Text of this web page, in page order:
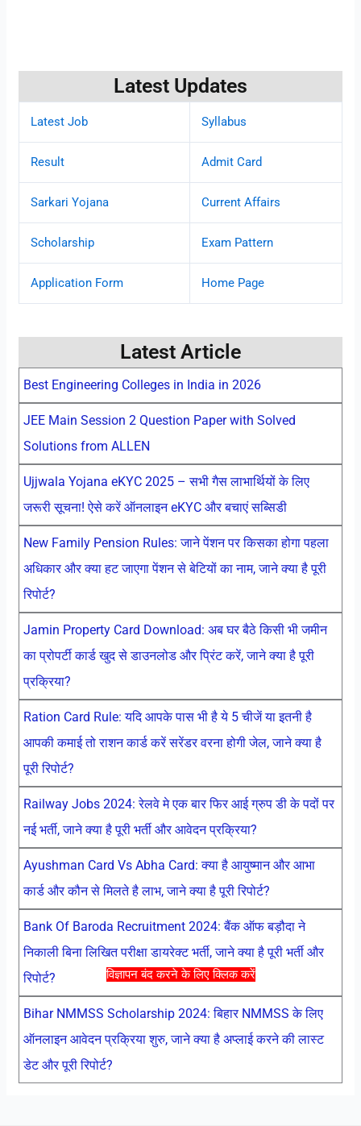
विज्ञापन बंद करने के लिए क्लिक करें
Latest Updates
Latest Job Syllabus
Result Admit Card
Sarkari Yojana Current Affairs
Scholarship Exam Pattern
Application Form Home Page
Latest Article
Best Engineering Colleges in India in 2026
JEE Main Session 2 Question Paper with Solved
Solutions from ALLEN
Ujjwala Yojana eKYC 2025 – सभी गैस लाभार्थियों के लिए
जरूरी सूचना! ऐसे करें ऑनलाइन eKYC और बचाएं सब्सिडी
New Family Pension Rules: जाने पेंशन पर किसका होगा पहला
अधिकार और क्या हट जाएगा पेंशन से बेटियों का नाम, जाने क्या है पूरी
रिपोर्ट?
Jamin Property Card Download: अब घर बैठे किसी भी जमीन
का प्रोपर्टी कार्ड खुद से डाउनलोड और प्रिंट करें, जाने क्या है पूरी
प्रक्रिया?
Ration Card Rule: यदि आपके पास भी है ये 5 चीजें या इतनी है
आपकी कमाई तो राशन कार्ड करें सरेंडर वरना होगी जेल, जाने क्या है
पूरी रिपोर्ट?
Railway Jobs 2024: रेलवे मे एक बार फिर आई ग्रुप डी के पदों पर
नई भर्ती, जाने क्या है पूरी भर्ती और आवेदन प्रक्रिया?
Ayushman Card Vs Abha Card: क्या है आयुष्मान और आभा
कार्ड और कौन से मिलते है लाभ, जाने क्या है पूरी रिपोर्ट?
Bank Of Baroda Recruitment 2024: बैंक ऑफ बड़ौदा ने
निकाली बिना लिखित परीक्षा डायरेक्ट भर्ती, जाने क्या है पूरी भर्ती और
रिपोर्ट?
Bihar NMMSS Scholarship 2024: बिहार NMMSS के लिए
ऑनलाइन आवेदन प्रक्रिया शुरु, जाने क्या है अप्लाई करने की लास्ट
डेट और पूरी रिपोर्ट?